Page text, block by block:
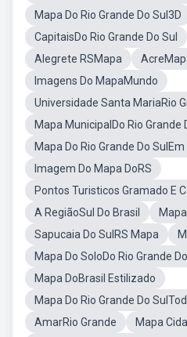
Mapa Do Rio Grande Do Sul3D
CapitaisDo Rio Grande Do Sul
Alegrete RSMapa
Imagens Do MapaMundo
Universidade Santa MariaRio
Mapa MunicipalDo Rio Grande
Mapa Do Rio Grande Do
Imagem Do Mapa DoRS
Pontos Turisticos Gramado E
A RegiãoSul Do Brasil
Sapucaia Do SulRS Mapa
Mapa Do SoloDo Rio Grande
Mapa DoBrasil Estilizado
Mapa Do Rio Grande Do
AmarRio Grande
Mapa